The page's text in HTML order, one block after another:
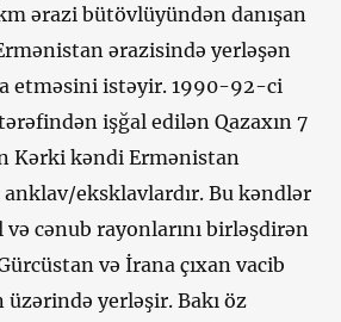
ərazi bütövlüyündən danışan
ərazisində yerləşən
etməsini istəyir. 1990-92-ci
işğal edilən Qazaxın 7
Kərki kəndi Ermənistan
eksklavlardır. Bu kəndlər
cənub rayonlarını birləşdirən
və İrana çıxan vacib
üzərində yerləşir. Bakı öz